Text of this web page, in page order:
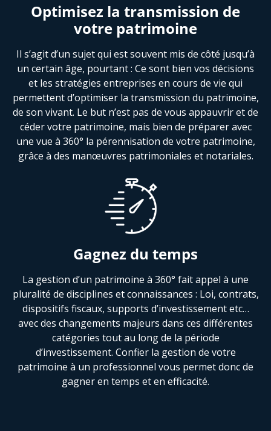
Optimisez la transmission de
votre patrimoine
Il s’agit d’un sujet qui est souvent mis de côté jusqu’à
un certain âge, pourtant : Ce sont bien vos décisions
et les stratégies entreprises en cours de vie qui
permettent d’optimiser la transmission du patrimoine,
de son vivant. Le but n’est pas de vous appauvrir et de
céder votre patrimoine, mais bien de préparer avec
une vue à 360° la pérennisation de votre patrimoine,
grâce à des manœuvres patrimoniales et notariales.
Gagnez du temps
La gestion d’un patrimoine à 360° fait appel à une
pluralité de disciplines et connaissances : Loi, contrats,
dispositifs fiscaux, supports d’investissement etc…
avec des changements majeurs dans ces différentes
catégories tout au long de la période
d’investissement. Confier la gestion de votre
patrimoine à un professionnel vous permet donc de
gagner en temps et en efficacité.